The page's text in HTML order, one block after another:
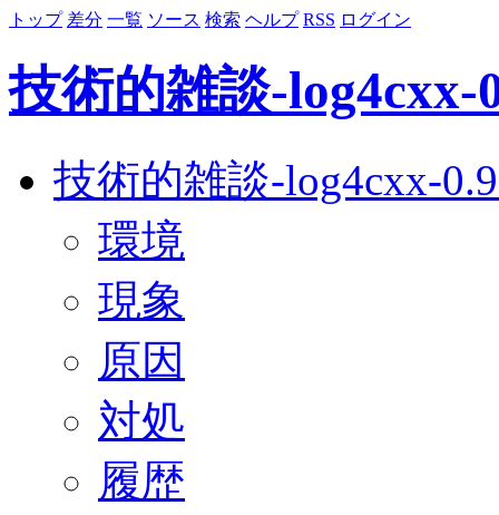
トップ 差分 一覧 ソース 検索 ヘルプ RSS ログイン
技術的雑談-log4cxx-
技術的雑談-log4cxx-
環境
現象
原因
対処
履歴